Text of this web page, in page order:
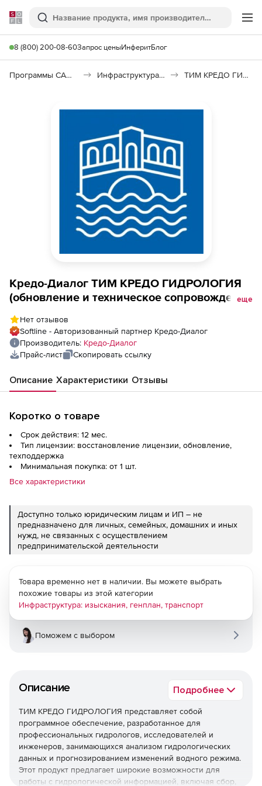
Softline
Поиск
8 (800) 200-08-60Запрос ценыИнферитБлог
Программы САПР и ГИС Инфраструктура: изыскания, генплан, транспорт ТИМ КРЕДО ГИДРОЛОГИЯ
Кредо-Диалог ТИМ КРЕДО ГИДРОЛОГИЯ
(обновление и техническое сопровождение
отдельно от лицензии ТИМ КРЕДО или при
восстановлении права на обновление.),
цена за 1 лицензию
еще
Нет отзывов
Softline - Авторизованный партнер Кредо-Диалог
Производитель: Кредо-Диалог
Прайс-лист
Скопировать ссылку
Описание Характеристики Отзывы
Коротко о товаре
Срок действия: 12 мес.
Тип лицензии: восстановление лицензии, обновление,
техподдержка
Минимальная покупка: от 1 шт.
Все характеристики
Доступно только юридическим лицам и ИП – не
предназначено для личных, семейных, домашних и иных
нужд, не связанных с осуществлением
предпринимательской деятельности
Описание Подробнее
ТИМ КРЕДО ГИДРОЛОГИЯ представляет собой
программное обеспечение, разработанное для
профессиональных гидрологов, исследователей и
инженеров, занимающихся анализом гидрологических
данных и прогнозированием изменений водного режима.
Этот продукт предлагает широкие возможности для
работы с гидрологической информацией, включая сбор,
Товара временно нет в наличии. Вы можете выбрать
похожие товары из этой категории
Инфраструктура: изыскания, генплан, транспорт
Поможем с выбором